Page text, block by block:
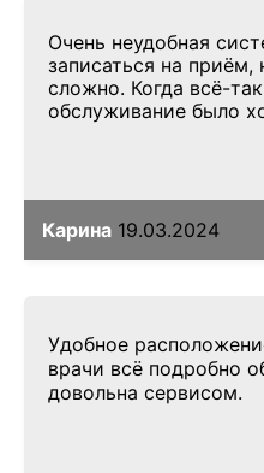
Очень неудобная
записаться на приём,
сложно. Когда всё-
обслуживание было
Карина 19.03.2024
Удобное
врачи всё подробно
довольна сервисом.